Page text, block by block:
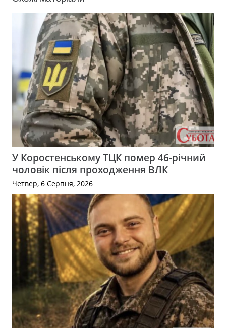
У Коростенському ТЦК помер 46-річний
чоловік після проходження ВЛК
Четвер, 6 Серпня, 2026